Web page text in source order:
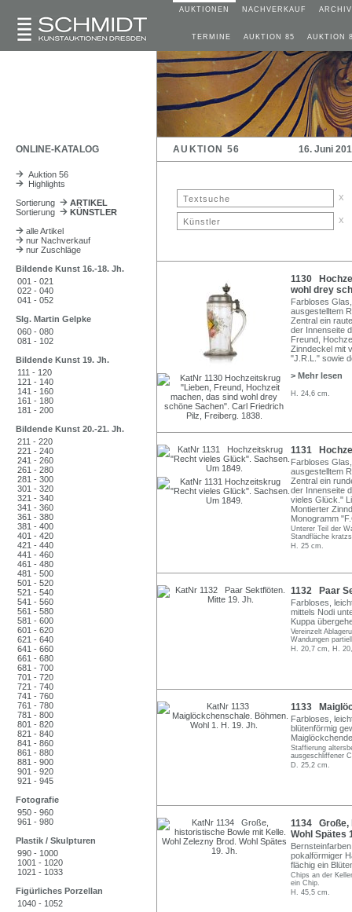
AUKTIONEN NACHVERKAUF ARCHIV
TERMINE AUKTION 85 AUKTION
ONLINE-KATALOG AUKTION 56 16. Juni
Auktion 56
Highlights
Sortierung
ARTIKEL
Sortierung
KÜNSTLER
alle Artikel
nur Nachverkauf
nur Zuschläge
Bildende Kunst 16.-18. Jh.
001 - 021
022 - 040
041 - 052
Slg. Martin Gelpke
060 - 080
081 - 102
Bildende Kunst 19. Jh.
111 - 120
121 - 140
141 - 160
161 - 180
181 - 200
Bildende Kunst 20.-21. Jh.
211 - 220
221 - 240
241 - 260
261 - 280
281 - 300
301 - 320
321 - 340
341 - 360
361 - 380
381 - 400
401 - 420
421 - 440
441 - 460
461 - 480
481 - 500
501 - 520
521 - 540
541 - 560
561 - 580
581 - 600
601 - 620
621 - 640
641 - 660
661 - 680
681 - 700
701 - 720
721 - 740
741 - 760
761 - 780
781 - 800
801 - 820
821 - 840
841 - 860
861 - 880
881 - 900
901 - 920
921 - 945
Fotografie
950 - 960
961 - 980
Plastik / Skulpturen
990 - 1000
1001 - 1020
1021 - 1033
Figürliches Porzellan
1040 - 1052
x
x
1130
wohl drey
Farbloses
ausgestelltem
Zentral ein
der Innenseite
Freund,
Zinndeckel mit
"J.R.L." sowie
> Mehr lesen
H. 24,6 cm.
1131
Farbloses
ausgestelltem
Zentral ein
der Innenseite
vieles Glück."
Montierter
Monogramm
Unterer Teil der
Standfläche
H. 25 cm.
1132 Paar
Farbloses,
mittels Nodi
Kuppa
Vereinzelt
Wandungen
H. 20,7 cm, H.
1133
Farbloses,
blütenförmig
Staffierung
ausgeschliffener
D. 25,2 cm.
1134 Große,
Wohl Spätes
pokalförmiger
flächig ein
Chips an der
ein Chip.
H. 45,5 cm.